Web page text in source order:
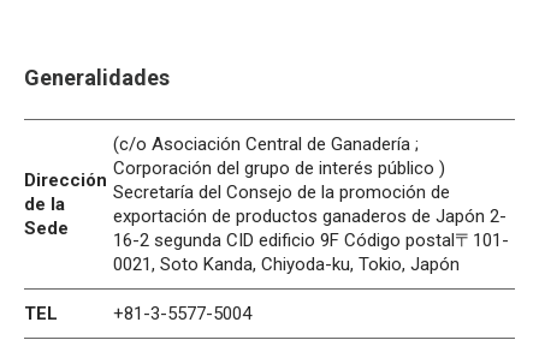
Generalidades
Dirección
de la
Sede
(c/o Asociación Central de Ganadería ;
Corporación del grupo de interés público )
Secretaría del Consejo de la promoción de
exportación de productos ganaderos de Japón 2-
16-2 segunda CID edificio 9F Código postal〒101-
0021, Soto Kanda, Chiyoda-ku, Tokio, Japón
TEL +81-3-5577-5004